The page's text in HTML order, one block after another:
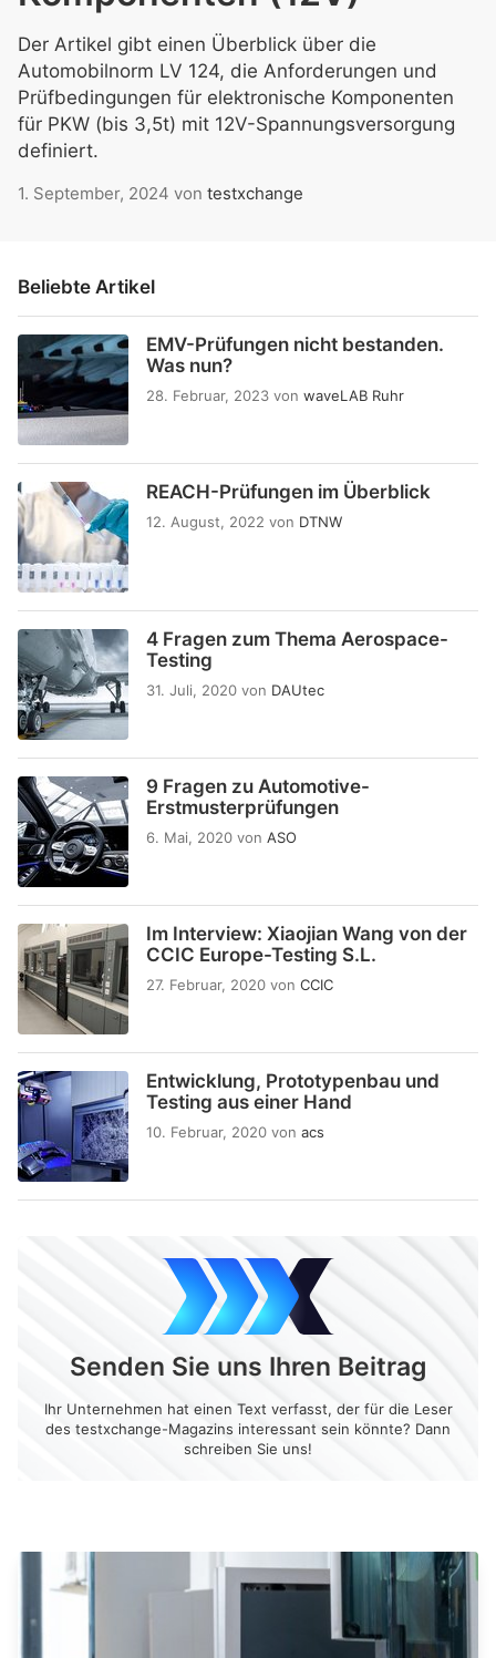
Der Artikel gibt einen Überblick über die
Automobilnorm LV 124, die Anforderungen und
Prüfbedingungen für elektronische Komponenten
für PKW (bis 3,5t) mit 12V-Spannungsversorgung
definiert.
1. September, 2024 von testxchange
Beliebte Artikel
EMV-Prüfungen nicht bestanden.
Was nun?
28. Februar, 2023 von waveLAB Ruhr
REACH-Prüfungen im Überblick
12. August, 2022 von DTNW
4 Fragen zum Thema Aerospace-
Testing
31. Juli, 2020 von DAUtec
9 Fragen zu Automotive-
Erstmusterprüfungen
6. Mai, 2020 von ASO
Im Interview: Xiaojian Wang von der
CCIC Europe-Testing S.L.
27. Februar, 2020 von CCIC
Entwicklung, Prototypenbau und
Testing aus einer Hand
10. Februar, 2020 von acs
Senden Sie uns Ihren Beitrag
Ihr Unternehmen hat einen Text verfasst, der für die Leser
des testxchange-Magazins interessant sein könnte? Dann
schreiben Sie uns!